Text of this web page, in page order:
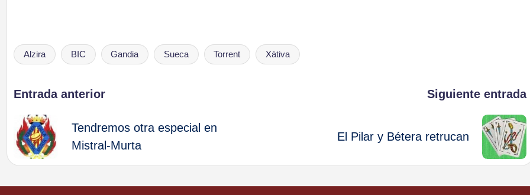
Etiquetas:
Alzira BIC Gandia Sueca Torrent Xàtiva
Navegación
de
entradas
Entrada anterior
Tendremos otra especial en
Mistral-Murta
Siguiente entrada
El Pilar y Bétera retrucan